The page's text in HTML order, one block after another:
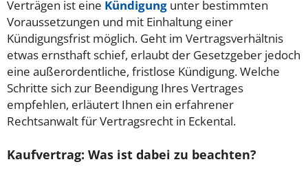
Verträgen ist eine Kündigung unter bestimmten
Voraussetzungen und mit Einhaltung einer
Kündigungsfrist möglich. Geht im Vertragsverhältnis
etwas ernsthaft schief, erlaubt der Gesetzgeber jedoch
eine außerordentliche, fristlose Kündigung. Welche
Schritte sich zur Beendigung Ihres Vertrages
empfehlen, erläutert Ihnen ein erfahrener
Rechtsanwalt für Vertragsrecht in Eckental.
Kaufvertrag: Was ist dabei zu beachten?